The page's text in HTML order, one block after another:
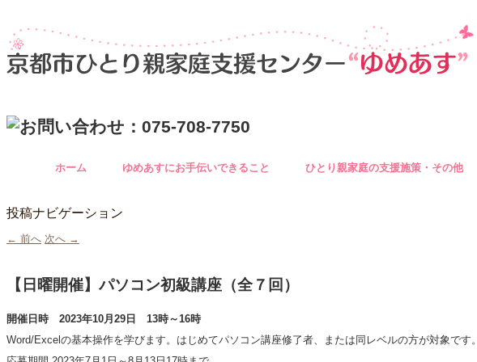
ホーム ゆめあすにお手伝いできること ひとり親家庭の支援施策・その他
投稿ナビゲーション
← 前へ 次へ →
【日曜開催】パソコン初級講座（全７回）
開催日時 2023年10月29日 13時～16時
Word/Excelの基本操作を学びます。はじめてパソコン講座修了者、または同レベルの方が対象です。